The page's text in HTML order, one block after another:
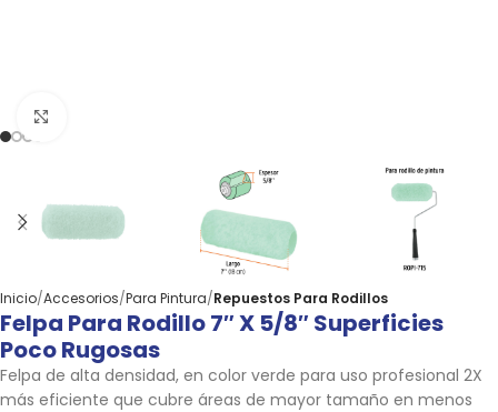
Inicio Accesorios Para Pintura Repuestos Para Rodillos
Felpa Para Rodillo 7″ X 5/8″ Superficies
Poco Rugosas
Felpa de alta densidad, en color verde para uso profesional 2X
más eficiente que cubre áreas de mayor tamaño en menos